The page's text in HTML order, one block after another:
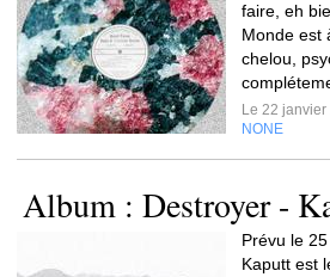
faire, eh
Monde est
chelou,
Le 22
NONE
Album : Destroyer -
Prévu le
Kaputt est